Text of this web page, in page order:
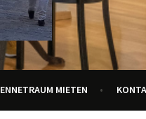
ENNETRAUM MIETEN